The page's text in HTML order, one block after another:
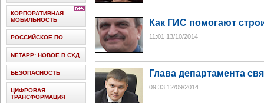
Как ГИС помогают
11:01 13/10/2014
Глава департамента
09:33 12/09/2014
КОРПОРАТИВНАЯ
МОБИЛЬНОСТЬ
РОССИЙСКОЕ ПО
NETAPP: НОВОЕ В СХД
БЕЗОПАСНОСТЬ
ЦИФРОВАЯ
ТРАНСФОРМАЦИЯ